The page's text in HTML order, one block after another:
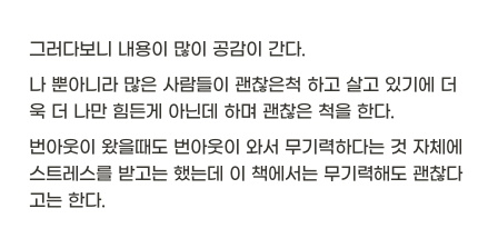
Li
st
}\
\\
hl
in
e
그러다보니 내용이 많이 공감이 간다.
나 뿐아니라 많은 사람들이 괜찮은척 하고 살고 있기에 더
욱 더 나만 힘든게 아닌데 하며 괜찮은 척을 한다.
번아웃이 왔을때도 번아웃이 와서 무기력하다는 것 자체에
스트레스를 받고는 했는데 이 책에서는 무기력해도 괜찮다
고는 한다.